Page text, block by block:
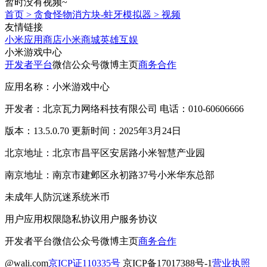
首页 > 贪食怪物消方块-蛀牙模拟器 > 视频
友情链接
小米应用商店小米商城英雄互娱
小米游戏中心
开发者平台微信公众号微博主页商务合作
应用名称：小米游戏中心
开发者：北京瓦力网络科技有限公司 电话：010-60606666
版本：13.5.0.70 更新时间：2025年3月24日
北京地址：北京市昌平区安居路小米智慧产业园
南京地址：南京市建邺区永初路37号小米华东总部
未成年人防沉迷系统米币
用户应用权限隐私协议用户服务协议
开发者平台微信公众号微博主页商务合作
@wali.com京ICP证110335号 京ICP备17017388号-1营业执照